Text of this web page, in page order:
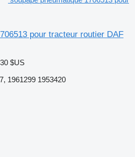
pour tracteur routier DAF
$US
1961299 1953420